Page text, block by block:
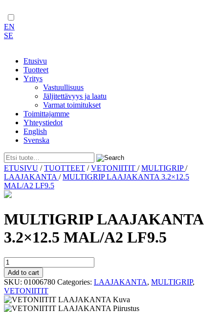
EN
SE
Etusivu
Tuotteet
Yritys
Vastuullisuus
Jäljitettävyys ja laatu
Varmat toimitukset
Toimittajamme
Yhteystiedot
English
Svenska
Skip
to
content
ETUSIVU /TUOTTEET /VETONIITIT /MULTIGRIP/
LAAJAKANTA /MULTIGRIP LAAJAKANTA 3.2×12.5
MAL/A2 LF9.5
MULTIGRIP LAAJAKANTA
3.2×12.5 MAL/A2 LF9.5
MULTIGRIP
LAAJAKANTA
3.2x12.5
MAL/A2
LF9.5
quantity
Add to cart
SKU: 01006780 Categories: LAAJAKANTA, MULTIGRIP,
VETONIITIT